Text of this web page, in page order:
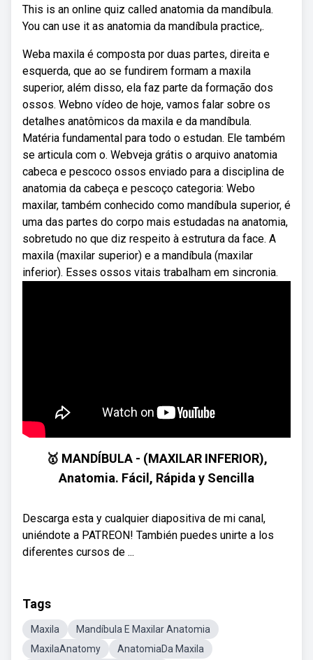
This is an online quiz called anatomia da mandíbula.
You can use it as anatomia da mandíbula practice,.
Weba maxila é composta por duas partes, direita e
esquerda, que ao se fundirem formam a maxila
superior, além disso, ela faz parte da formação dos
ossos. Webno vídeo de hoje, vamos falar sobre os
detalhes anatômicos da maxila e da mandíbula.
Matéria fundamental para todo o estudan. Ele também
se articula com o. Webveja grátis o arquivo anatomia
cabeca e pescoco ossos enviado para a disciplina de
anatomia da cabeça e pescoço categoria: Webo
maxilar, também conhecido como mandíbula superior, é
uma das partes do corpo mais estudadas na anatomia,
sobretudo no que diz respeito à estrutura da face. A
maxila (maxilar superior) e a mandíbula (maxilar
inferior). Esses ossos vitais trabalham em sincronia.
🥇 MANDÍBULA - (MAXILAR INFERIOR),
Anatomia. Fácil, Rápida y Sencilla
Descarga esta y cualquier diapositiva de mi canal,
uniéndote a PATREON! También puedes unirte a los
diferentes cursos de ...
Tags
Maxila
Mandíbula E Maxilar Anatomia
MaxilaAnatomy
AnatomiaDa Maxila